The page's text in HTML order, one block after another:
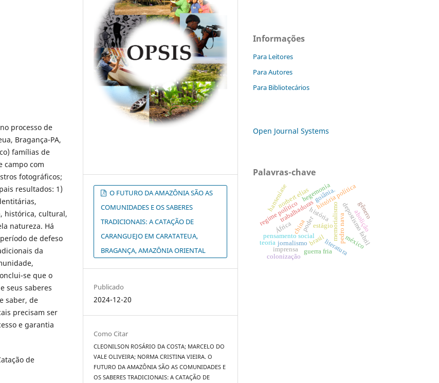
processo de
Bragança-PA,
famílias de
campo com
fotográficos;
resultados: 1)
histórica, cultural,
natureza. Há
de defeso
da
se que o
seus saberes
saber, de
precisam ser
e garantia
de
O FUTURO DA AMAZÔNIA SÃO AS
COMUNIDADES E OS SABERES
TRADICIONAIS: A CATAÇÃO DE
CARANGUEJO EM CARATATEUA,
BRAGANÇA, AMAZÔNIA ORIENTAL
Publicado
2024-12-20
Como Citar
CLEONILSON ROSÁRIO DA COSTA; MARCELO DO
VALE OLIVEIRA; NORMA CRISTINA VIEIRA. O
FUTURO DA AMAZÔNIA SÃO AS COMUNIDADES E
OS SABERES TRADICIONAIS: A CATAÇÃO DE
Informações
Para Leitores
Para Autores
Para Bibliotecários
Open Journal Systems
Palavras-chave
pensamento socialbrasil
jornalismo
memorialismo
literatura
história pedro nava
trabalhadoras
china depostismo fabril
história política
hegemonia
méxico
regime político
guerra fria
estágio
África
hanseníase goiânia.
abolição
imprensa
poder
gênero
norbert elias
colonização
teoria